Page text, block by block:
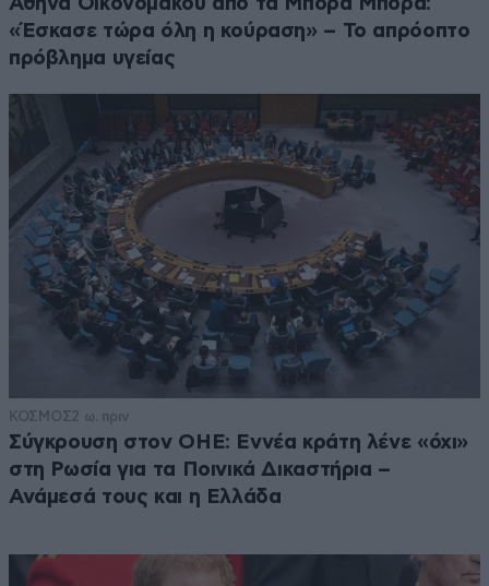
«Έσκασε τώρα όλη η κούραση» – Το απρόοπτο
πρόβλημα υγείας
ΚΟΣΜΟΣ2 ω. πριν
Σύγκρουση στον ΟΗΕ: Εννέα κράτη λένε «όχι»
στη Ρωσία για τα Ποινικά Δικαστήρια –
Ανάμεσά τους και η Ελλάδα